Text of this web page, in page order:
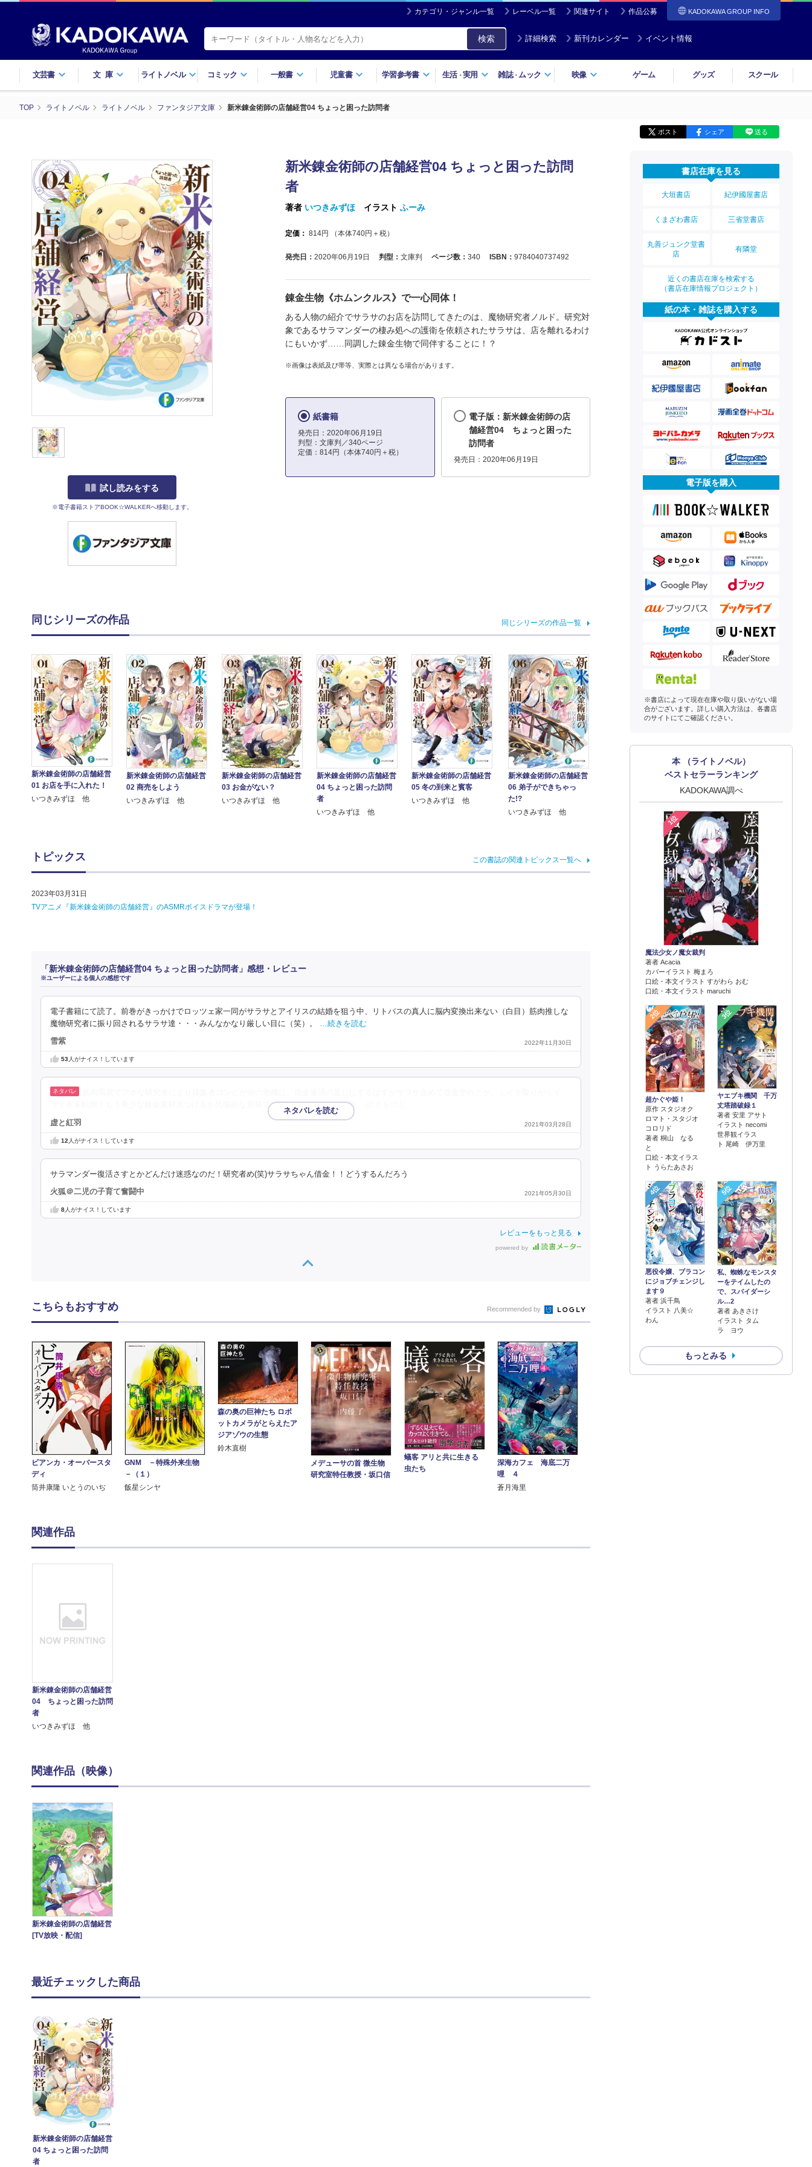
カテゴリ・ジャンル一覧 レーベル一覧 関連サイト 作品公募 KADOKAWA GROUP INFO
検索 詳細検索 新刊カレンダー イベント情報
文芸書 文庫 ライトノベル コミック 一般書 児童書 学習参考書 生活・実用 雑誌・ ムック 映像 ゲーム グッズ スクール
TOP ライトノベル ライトノベル ファンタジア文庫 新米錬金術師の店舗経営04 ちょっと困った訪問者
ポスト シェア 送る
試し読みをする
※電子書籍ストアBOOK☆WALKERへ移動します。
新米錬金術師の店舗経営04 ちょっと困った訪問
者
著者 いつきみずほ イラスト ふーみ
定価： 814円 （本体740円＋税）
発売日： 2020年06月19日 判型： 文庫判 ページ数： 340 ISBN： 9784040737492
錬金生物《ホムンクルス》で一心同体！
ある人物の紹介でサラサのお店を訪問してきたのは、魔物研究者ノルド。研究対
象であるサラマンダーの棲み処への護衛を依頼されたサラサは、店を離れるわけ
にもいかず……同調した錬金生物で同伴することに！？
※画像は表紙及び帯等、実際とは異なる場合があります。
紙書籍
発売日：2020年06月19日
判型：文庫判／340ページ
定価：814円（本体740円＋税）
電子版：新米錬金術師の店
舗経営04 ちょっと困った
訪問者
発売日：2020年06月19日
同じシリーズの作品 同じシリーズの作品一覧
新米錬金術師の店舗経営
01 お店を手に入れた！
いつきみずほ 他
新米錬金術師の店舗経営
02 商売をしよう
いつきみずほ 他
新米錬金術師の店舗経営
03 お金がない？
いつきみずほ 他
新米錬金術師の店舗経営
04 ちょっと困った訪問
者
いつきみずほ 他
新米錬金術師の店舗経営
05 冬の到来と賓客
いつきみずほ 他
新米錬金術師の店舗経営
06 弟子ができちゃっ
た!?
いつきみずほ 他
トピックス この書誌の関連トピックス一覧へ
2023年03月31日
TVアニメ『新米錬金術師の店舗経営』のASMRボイスドラマが登場！
「新米錬金術師の店舗経営04 ちょっと困った訪問者」感想・レビュー
※ユーザーによる個人の感想です
電子書籍にて読了。前巻がきっかけでロッツェ家一同がサラサとアイリスの結婚を狙う中、リトバスの真人に脳内変換出来ない（白目）筋肉推しな
魔物研究者に振り回されるサラサ達・・・みんなかなり厳しい目に（笑）。
…続きを読む
雪紫 2022年11月30日
53人がナイス！しています
ラ？本末転倒？もう希少な錬金素材見つけるか比喩的な意味で油田掘り起こさないと巻
虚と紅羽 2021年03月28日
12 人がナイス！しています
サラマンダー復活さすとかどんだけ迷惑なのだ！研究者め(笑)サラサちゃん借金！！どうするんだろう
火狐＠二児の子育て奮闘中 2021年05月30日
8人がナイス！しています
レビューをもっと見る
powered by
書店在庫を見る
大垣書店 紀伊國屋書店
くまざわ書店 三省堂書店
丸善ジュンク堂書
店
有隣堂
近くの書店在庫を検索する
（書店在庫情報プロジェクト）
紙の本・雑誌を購入する
電子版を購入
※書店によって現在在庫や取り扱いがない場
合がございます。詳しい購入方法は、各書店
のサイトにてご確認ください。
本 （ライトノベル）
ベストセラーランキング
KADOKAWA調べ
1位
魔法少女ノ魔女裁判
著者 Acacia
カバーイラスト 梅まろ
口絵・本文イラスト すがわら おむ
口絵・本文イラスト maruchi
2位
超かぐや姫！
原作 スタジオク
ロマト・スタジオ
コロリド
著者 桐山 なる
と
口絵・本文イラス
ト うらたあさお
3位
ヤエブキ機関 千万
丈塔踏破録１
著者 安里 アサト
イラスト necomi
世界観イラス
ト 尾崎 伊万里
4位
悪役令嬢、ブラコン
にジョブチェンジし
ます９
著者 浜千鳥
イラスト 八美☆
わん
5位
私、蜘蛛なモンスタ
ーをテイムしたの
で、スパイダーシ
ル…2
著者 あきさけ
イラスト タム
ラ ヨウ
もっとみる
こちらもおすすめ Recommended by
ビアンカ・オーバースタ
ディ
筒井康隆 いとうのいぢ
GNM －特殊外来生物
－（１）
飯星シンヤ
森の奥の巨神たち ロボ
ットカメラがとらえたア
ジアゾウの生態
鈴木直樹
メデューサの首 微生物
研究室特任教授・坂口信
蟻客 アリと共に生きる
虫たち
深海カフェ 海底二万
哩 ４
蒼月海里
関連作品
新米錬金術師の店舗経営
04 ちょっと困った訪問
者
いつきみずほ 他
関連作品（映像）
新米錬金術師の店舗経営
[TV放映・配信]
最近チェックした商品
新米錬金術師の店舗経営
04 ちょっと困った訪問
者